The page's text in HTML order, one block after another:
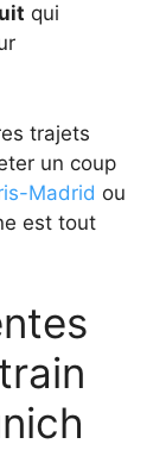
qui
trajets
un coup
Madrid ou
est tout